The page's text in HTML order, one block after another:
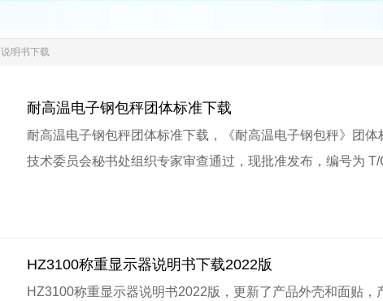
说明书下载
耐高温电子钢包秤团体标准下载
耐高温电子钢包秤团体标准下载，《耐高温电子钢包秤》团
技术委员会秘书处组织专家审查通过，现批准发布，编号为
HZ3100称重显示器说明书下载2022版
HZ3100称重显示器说明书2022版，更新了产品外壳和面贴，